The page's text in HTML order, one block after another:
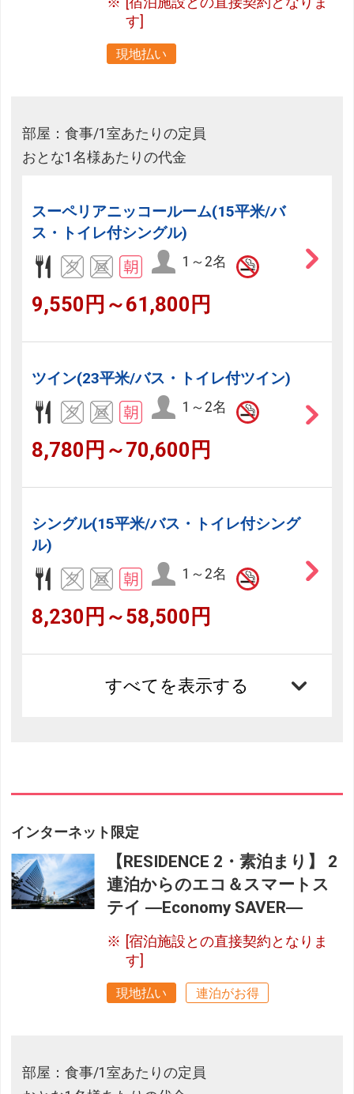
す]
現地払い
部屋：食事/1室あたりの定員
おとな1名様あたりの代金
スーペリアニッコールーム(15平米/バ
ス・トイレ付シングル)
1～2名
9,550円～61,800円
ツイン(23平米/バス・トイレ付ツイン)
1～2名
8,780円～70,600円
シングル(15平米/バス・トイレ付シング
ル)
1～2名
8,230円～58,500円
すべてを表示する
インターネット限定
【RESIDENCE 2・素泊まり】 2
連泊からのエコ＆スマートス
テイ ―Economy SAVER―
[宿泊施設との直接契約となりま
す]
現地払い 連泊がお得
部屋：食事/1室あたりの定員